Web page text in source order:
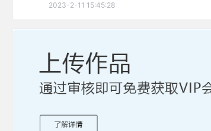
2023-2-11 15:45:28